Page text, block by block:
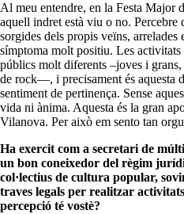
Al meu entendre, en la Festa Major
aquell indret està viu o no. Percebre
sorgides dels propis veïns,
símptoma molt positiu. Les activitats
públics molt diferents –joves i
de rock—, i precisament és aquesta
sentiment de pertinença. Sense
vida ni ànima. Aquesta és la gran
Vilanova. Per això em sento tan
Ha exercit com a secretari de
un bon coneixedor del règim
col·lectius de cultura popular,
traves legals per realitzar
percepció té vostè?